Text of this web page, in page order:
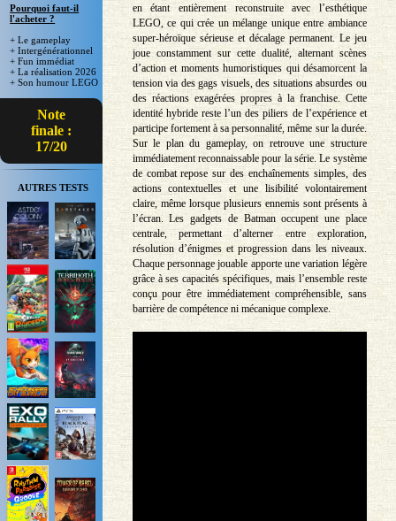
Pourquoi faut-il
l'acheter ?
+ Le gameplay
+ Intergénérationnel
+ Fun immédiat
+ La réalisation 2026
+ Son humour LEGO
Note
finale :
17/20
AUTRES TESTS
en étant entièrement reconstruite avec l’esthétique
LEGO, ce qui crée un mélange unique entre ambiance
super-héroïque sérieuse et décalage permanent. Le jeu
joue constamment sur cette dualité, alternant scènes
d’action et moments humoristiques qui désamorcent la
tension via des gags visuels, des situations absurdes ou
des réactions exagérées propres à la franchise. Cette
identité hybride reste l’un des piliers de l’expérience et
participe fortement à sa personnalité, même sur la durée.
Sur le plan du gameplay, on retrouve une structure
immédiatement reconnaissable pour la série. Le système
de combat repose sur des enchaînements simples, des
actions contextuelles et une lisibilité volontairement
claire, même lorsque plusieurs ennemis sont présents à
l’écran. Les gadgets de Batman occupent une place
centrale, permettant d’alterner entre exploration,
résolution d’énigmes et progression dans les niveaux.
Chaque personnage jouable apporte une variation légère
grâce à ses capacités spécifiques, mais l’ensemble reste
conçu pour être immédiatement compréhensible, sans
barrière de compétence ni mécanique complexe.